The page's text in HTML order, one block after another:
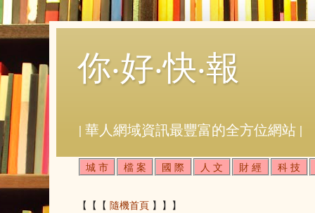
你‧好‧快‧報
| 華人網域資訊最豐富的全方位網站 |
城 市 檔 案 國 際 人 文 財 經 科 技
【【【 隨機首頁 】】】